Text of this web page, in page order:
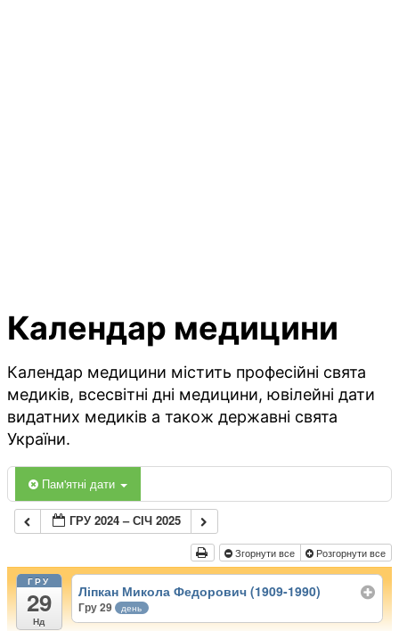
Календар медицини
Календар медицини містить професійні свята
медиків, всесвітні дні медицини, ювілейні дати
видатних медиків а також державні свята
України.
Пам'ятні дати
ГРУ 2024 – СІЧ 2025
Згорнути все Розгорнути все
ГРУ
29
Нд
Ліпкан Микола Федорович (1909-1990)
Гру 29 день